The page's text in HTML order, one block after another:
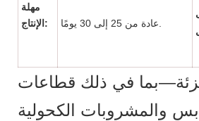
مهلة
الإنتاج:
في ذلك قطاعات
والمشروبات الكحولية